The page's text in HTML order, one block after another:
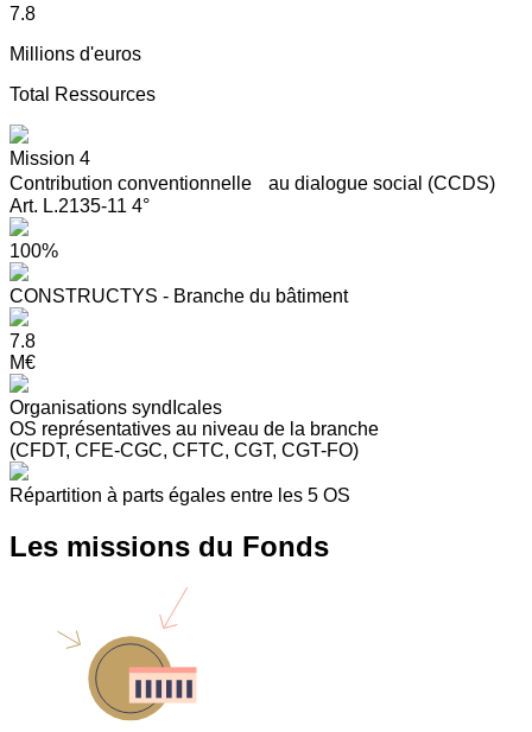
7.8
Millions d'euros
Total Ressources
Mission 4
Contribution conventionnelle au dialogue social (CCDS)
Art. L.2135-11 4°
100%
CONSTRUCTYS - Branche du bâtiment
7.8
M€
Organisations syndIcales
OS représentatives au niveau de la branche
(CFDT, CFE-CGC, CFTC, CGT, CGT-FO)
Répartition à parts égales entre les 5 OS
Les missions du Fonds